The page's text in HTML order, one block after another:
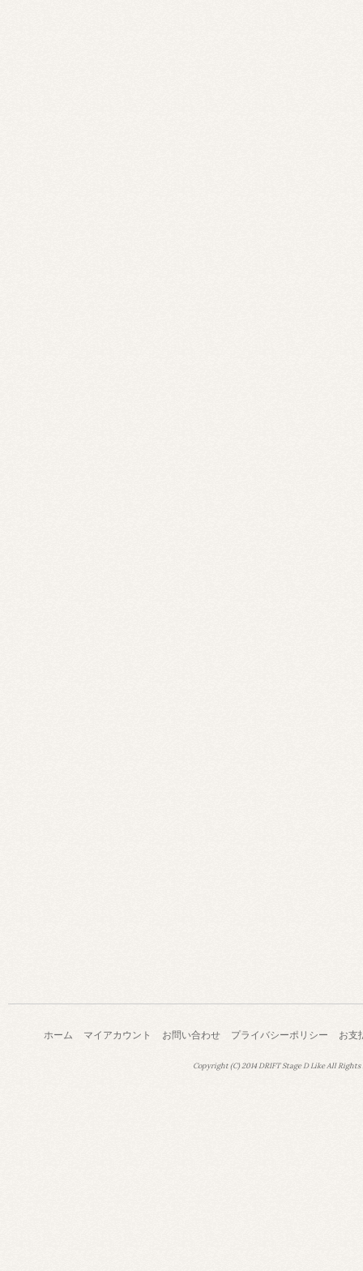
ホーム マイアカウント お問い合わせ プライバシーポリシー お支
Copyright (C) 2014 DRIFT Stage D Like All